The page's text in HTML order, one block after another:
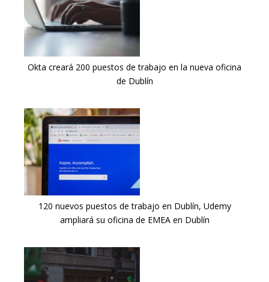
Okta creará 200 puestos de trabajo en la nueva oficina
de Dublín
120 nuevos puestos de trabajo en Dublín, Udemy
ampliará su oficina de EMEA en Dublín